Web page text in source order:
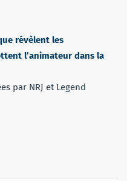
révèlent les
l’animateur dans la
par NRJ et Legend